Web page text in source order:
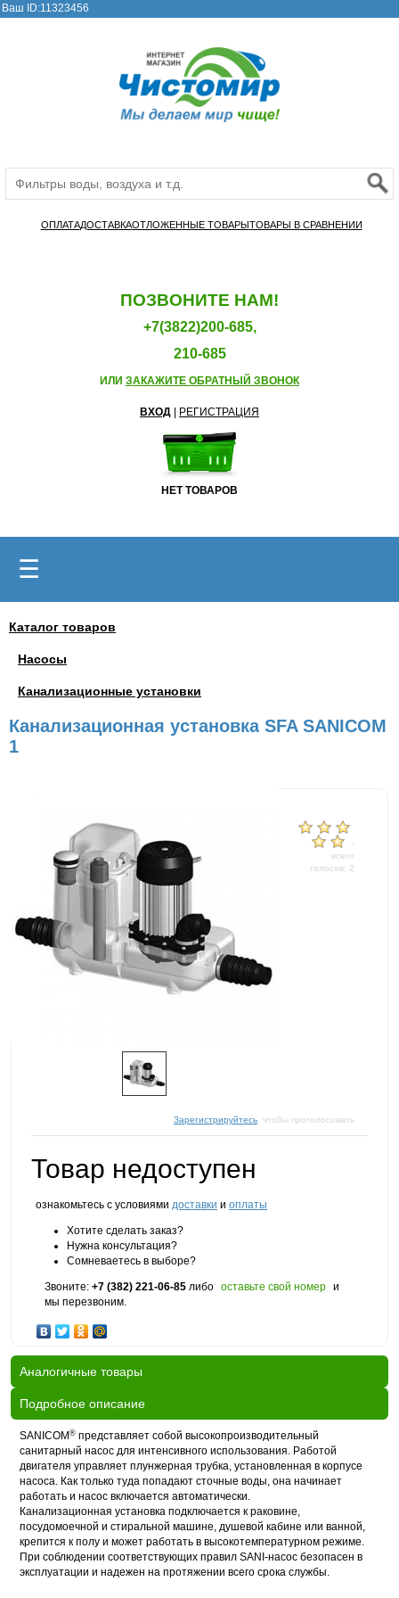
Ваш ID:11323456
ОПЛАТАДОСТАВКАОТЛОЖЕННЫЕ ТОВАРЫТОВАРЫ В СРАВНЕНИИ
ПОЗВОНИТЕ НАМ!
+7(3822)200-685,
210-685
ИЛИ ЗАКАЖИТЕ ОБРАТНЫЙ ЗВОНОК
ВХОД РЕГИСТРАЦИЯ
НЕТ ТОВАРОВ
☰
Каталог товаров
Насосы
Канализационные установки
Канализационная установка SFA SANICOM
1
-
всего
голосов: 2
Зарегистрируйтесь , чтобы проголосовать
Товар недоступен
ознакомьтесь с условиями доставки и оплаты
Хотите сделать заказ?
Нужна консультация?
Сомневаетесь в выборе?
Звоните: +7 (382) 221-06-85 либо оставьте свой номер и
мы перезвоним.
Аналогичные товары
Подробное описание
SANICOM ® представляет собой высокопроизводительный
санитарный насос для интенсивного использования. Работой
двигателя управляет плунжерная трубка, установленная в корпусе
насоса. Как только туда попадают сточные воды, она начинает
работать и насос включается автоматически.
Канализационная установка подключается к раковине,
посудомоечной и стиральной машине, душевой кабине или ванной,
крепится к полу и может работать в высокотемпературном режиме.
При соблюдении соответствующих правил SANI-насос безопасен в
эксплуатации и надежен на протяжении всего срока службы.